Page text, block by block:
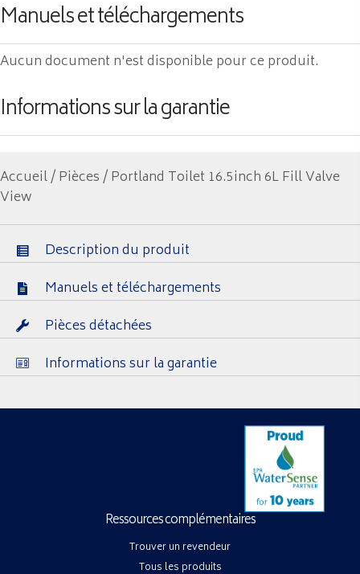
Manuels et téléchargements
Aucun document n'est disponible pour ce produit.
Informations sur la garantie
Accueil/Pièces/ Portland Toilet 16.5inch 6L Fill Valve
View
Description du produit
Manuels et téléchargements
Pièces détachées
Informations sur la garantie
Ressources complémentaires
Trouver un revendeur
Tous les produits